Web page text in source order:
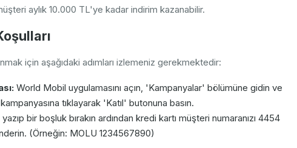
aylık 10.000 TL'ye kadar indirim kazanabilir.
için aşağıdaki adımları izlemeniz gerekmektedir:
World Mobil uygulamasını açın, 'Kampanyalar' bölümüne gidin ve
tıklayarak 'Katıl' butonuna basın.
bir boşluk bırakın ardından kredi kartı müşteri numaranızı 4454
(Örneğin: MOLU 1234567890)